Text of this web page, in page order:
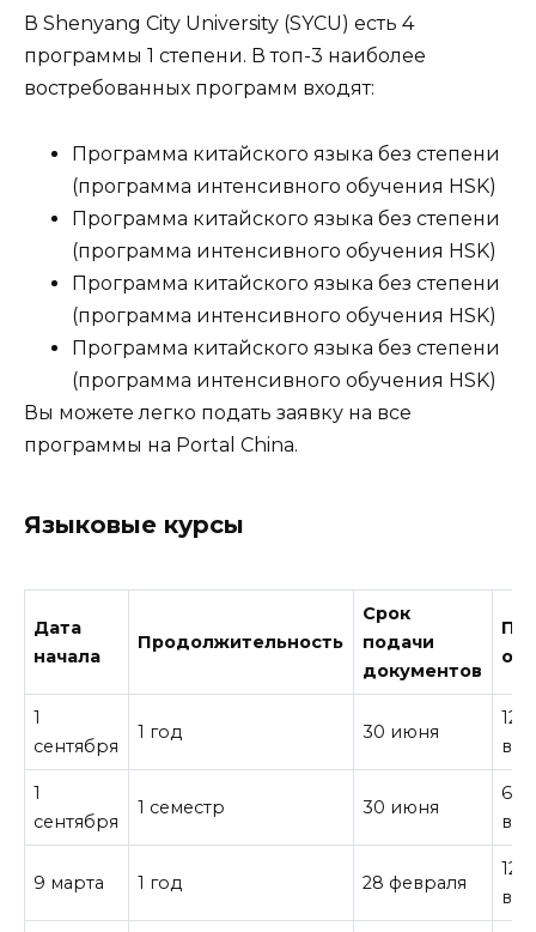
В Shenyang City University (SYCU) есть 4
программы 1 степени. В топ-3 наиболее
востребованных программ входят:
Программа китайского языка без степени
(программа интенсивного обучения HSK)
Программа китайского языка без степени
(программа интенсивного обучения HSK)
Программа китайского языка без степени
(программа интенсивного обучения HSK)
Программа китайского языка без степени
(программа интенсивного обучения HSK)
Вы можете легко подать заявку на все
программы на Portal China.
Языковые курсы
Дата
начала
Продолжительность
Срок
подачи
документов
1
сентября
1 год 30 июня
все
1
сентября
1 семестр 30 июня
все
9 марта 1 год 28 февраля
все